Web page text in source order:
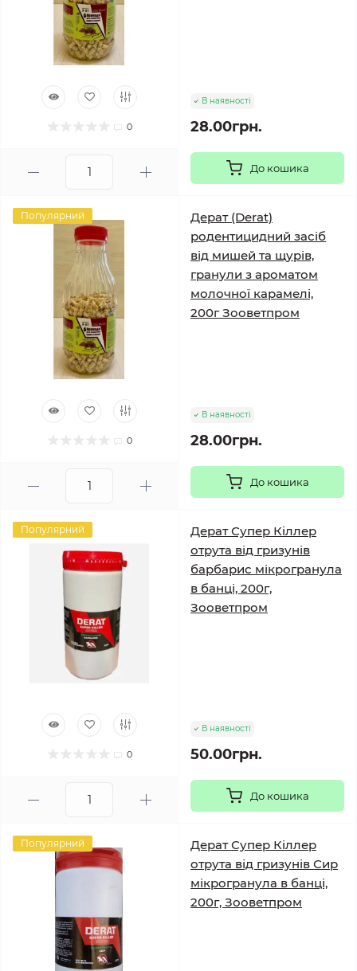
0
В наявності
28.00грн.
До кошика
Популярний
0
Дерат (Derat)
родентицидний засіб
від мишей та щурів,
гранули з ароматом
молочної карамелі,
200г Зооветпром
В наявності
28.00грн.
До кошика
Популярний
0
Дерат Супер Кіллер
отрута від гризунів
барбарис мікрогранула
в банці, 200г,
Зооветпром
В наявності
50.00грн.
До кошика
Популярний
Дерат Супер Кіллер
отрута від гризунів Сир
мікрогранула в банці,
200г, Зооветпром